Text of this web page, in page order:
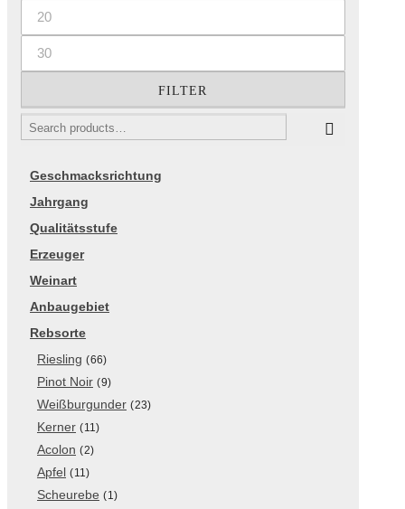
FILTER
Geschmacksrichtung
Jahrgang
Qualitätsstufe
Erzeuger
Weinart
Anbaugebiet
Rebsorte
Riesling (66)
Pinot Noir (9)
Weißburgunder (23)
Kerner (11)
Acolon (2)
Apfel (11)
Scheurebe (1)